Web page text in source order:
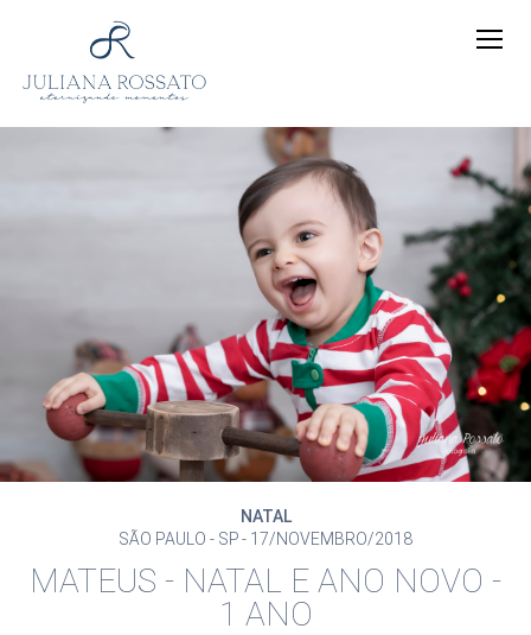
NATAL
SÃO PAULO - SP
17/NOVEMBRO/2018
MATEUS - NATAL E ANO NOVO -
1 ANO